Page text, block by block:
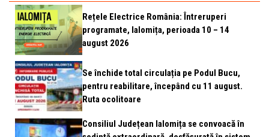
Rețele Electrice România: Întreruperi
programate, Ialomița, perioada 10 – 14
august 2026
Se închide total circulația pe Podul Bucu,
pentru reabilitare, începând cu 11 august.
Ruta ocolitoare
Consiliul Județean Ialomița se convoacă în